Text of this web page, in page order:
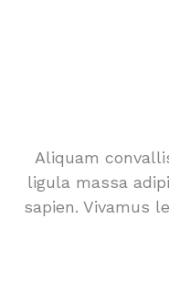
Aliquam
ligula massa
sapien. Vivamus